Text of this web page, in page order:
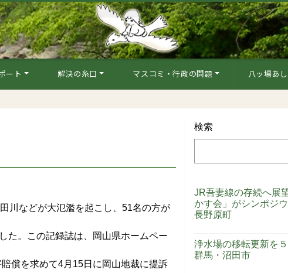
ート 解決の糸口 マスコミ・行政の問題 八ッ場あ
川などが大氾濫を起こし、51名の方が
た。この記録誌は、岡山県ホームペー
償を求めて4月15日に岡山地裁に提訴
検索
JR吾妻線の存続へ展
かす会」がシンポジ
長野原町
浄水場の移転更新を
群馬・沼田市